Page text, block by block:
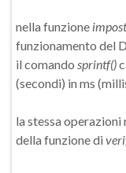
nella funzione
funzionamento del
il comando sprintf()
(secondi) in ms
la stessa
della funzione di